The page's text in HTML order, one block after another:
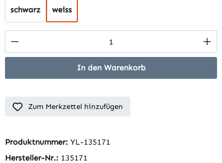
schwarz weiss
Produkt Anzahl: Gib den gewünschten
In den Warenkorb
Zum Merkzettel hinzufügen
Produktnummer: YL-135171
Hersteller-Nr.: 135171